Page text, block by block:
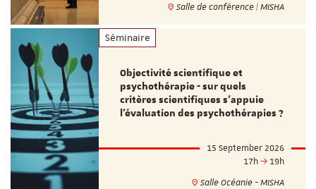
Salle de conférence | MISHA
Séminaire
Objectivité scientifique et
psychothérapie - sur quels
critères scientifiques s'appuie
l'évaluation des psychothérapies ?
15 September 2026
17h
19h
Salle Océanie - MISHA